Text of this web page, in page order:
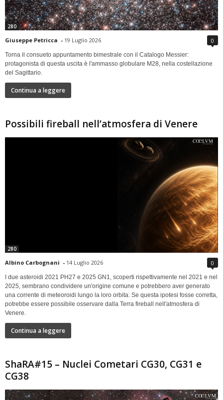
280
Giuseppe Petricca - 19 Luglio 2026 0
Torna il consueto appuntamento bimestrale con il Catalogo Messier:
protagonista di questa uscita è l'ammasso globulare M28, nella costellazione
del Sagittario.
Continua a leggere
Possibili fireball nell’atmosfera di Venere
280
Albino Carbognani - 14 Luglio 2026 0
I due asteroidi 2021 PH27 e 2025 GN1, scoperti rispettivamente nel 2021 e nel
2025, sembrano condividere un'origine comune e potrebbero aver generato
una corrente di meteoroidi lungo la loro orbita. Se questa ipotesi fosse corretta,
potrebbe essere possibile osservare dalla Terra fireball nell'atmosfera di
Venere.
Continua a leggere
ShaRA#15 – Nuclei Cometari CG30, CG31 e
CG38